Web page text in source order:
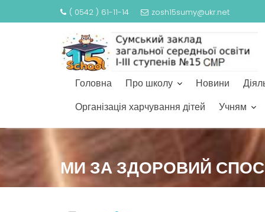
( 0542 ) 61-11-14 zosh15sumy@ukr.net
Головна Про школу Новини
Організація харчування дітей
Учням
МИ ЗА ЗДОРОВИЙ